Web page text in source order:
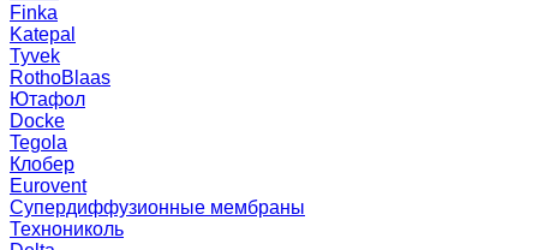
Finka
Katepal
Tyvek
RothoBlaas
Ютафол
Docke
Tegola
Клобер
Eurovent
Супердиффузионные мембраны
Технониколь